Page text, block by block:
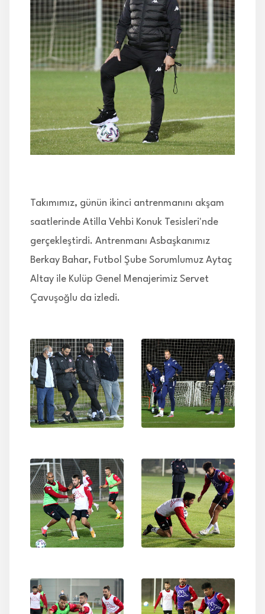
İLETİŞİM
Takımımız, günün ikinci antrenmanını akşam
saatlerinde Atilla Vehbi Konuk Tesisleri'nde
gerçekleştirdi. Antrenmanı Asbaşkanımız
Berkay Bahar, Futbol Şube Sorumlumuz Aytaç
Altay ile Kulüp Genel Menajerimiz Servet
Çavuşoğlu da izledi.